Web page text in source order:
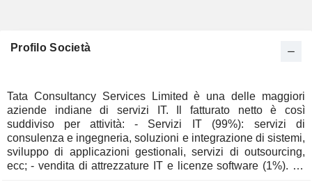
Profilo Società
Tata Consultancy Services Limited è una delle maggiori
aziende indiane di servizi IT. Il fatturato netto è così
suddiviso per attività: - Servizi IT (99%): servizi di
consulenza e ingegneria, soluzioni e integrazione di sistemi,
sviluppo di applicazioni gestionali, servizi di outsourcing,
ecc; - vendita di attrezzature IT e licenze software (1%). Le